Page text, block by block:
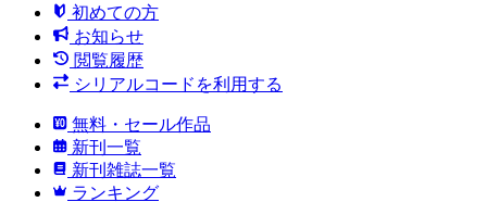
初めての方
お知らせ
閲覧履歴
シリアルコードを利用する
無料・セール作品
新刊一覧
新刊雑誌一覧
ランキング